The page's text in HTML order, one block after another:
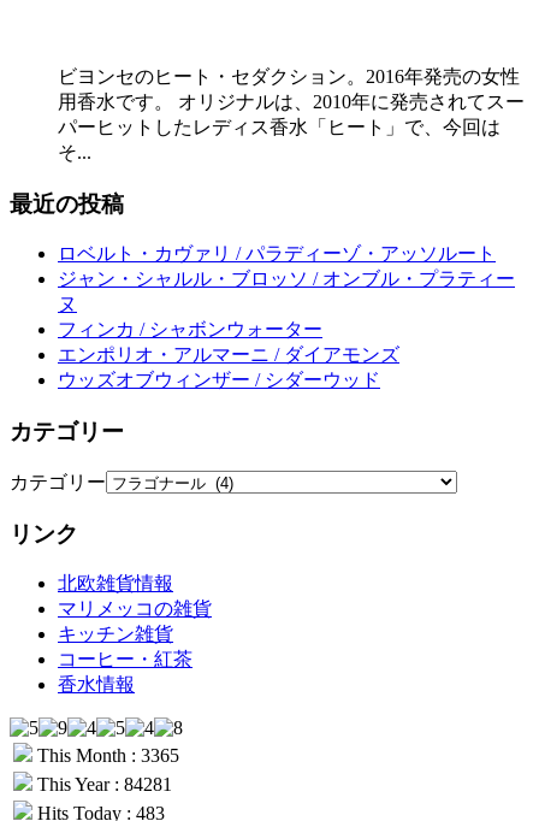
ビヨンセのヒート・セダクション。2016年発売の女性
用香水です。 オリジナルは、2010年に発売されてスー
パーヒットしたレディス香水「ヒート」で、今回は
そ...
最近の投稿
ロベルト・カヴァリ / パラディーゾ・アッソルート
ジャン・シャルル・ブロッソ / オンブル・プラティー
ヌ
フィンカ / シャボンウォーター
エンポリオ・アルマーニ / ダイアモンズ
ウッズオブウィンザー / シダーウッド
カテゴリー
カテゴリー
リンク
北欧雑貨情報
マリメッコの雑貨
キッチン雑貨
コーヒー・紅茶
香水情報
This Month : 3365
This Year : 84281
Hits Today : 483